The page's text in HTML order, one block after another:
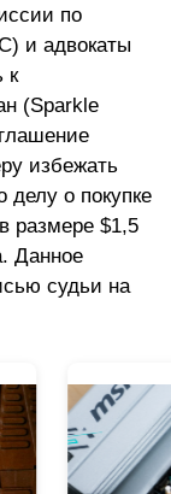
по
и адвокаты
к
(Sparkle
избежать
делу о покупке
размере $1,5
Данное
судьи на